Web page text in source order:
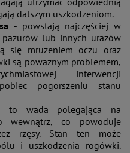
dalszym uszkodzeniom.
- powstają najczęściej w
lub innych urazów
się mrużeniem oczu oraz
są poważnym problemem,
interwencji
pogorszeniu stanu
to wada polegająca na
wewnątrz, co powoduje
rzęsy. Stan ten może
i uszkodzenia rogówki.